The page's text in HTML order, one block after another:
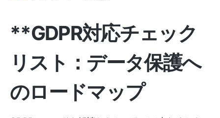
**GDPR対応チェック
リスト：データ保護へ
のロードマップ